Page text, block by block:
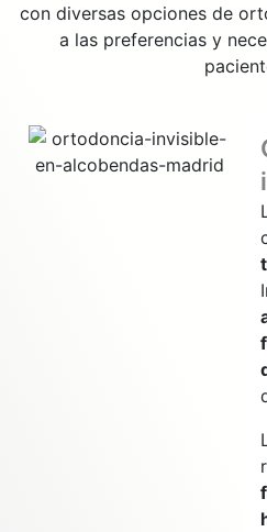
con diversas opciones de
a las preferencias y